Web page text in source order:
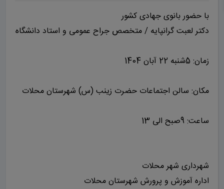
با حضور بانوی جهادی کشور
دکتر لعبت گرانپایه / متخصص جراح عمومی و استاد دانشگاه
زمان: 5شنبه 22 آبان 1404
مکان: سالن اجتماعات حضرت زینب (س) شهرستان محلات
ساعت: 9صبح الی 13
شهرداری شهر محلات
اداره آموزش و پرورش شهرستان محلات